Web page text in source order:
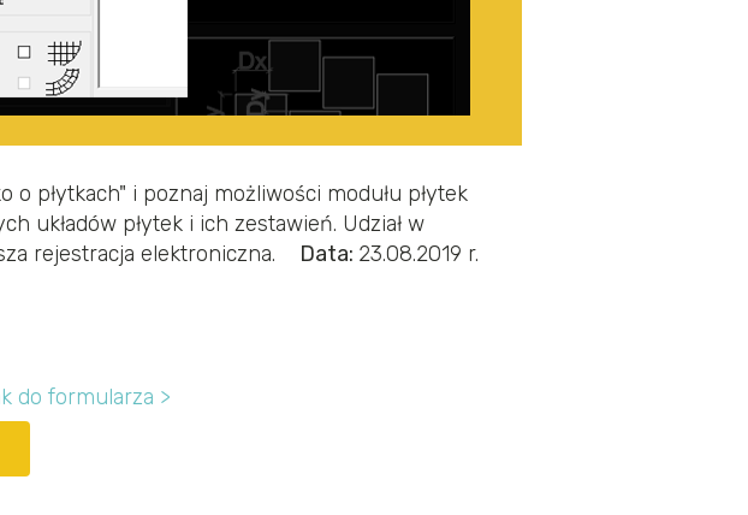
o płytkach" i poznaj możliwości modułu płytek
układów płytek i ich zestawień. Udział w
rejestracja elektroniczna.
Data: 23.08.2019 r.
do formularza >